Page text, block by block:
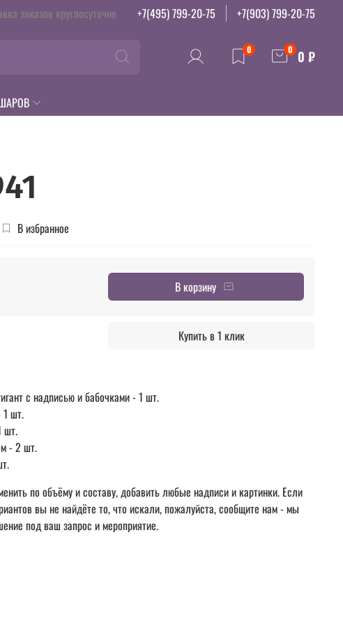
заказов круглосуточно +7(495) 799-20-75 +7(903) 799-20-75
0 0 0 ₽
В избранное
В корзину
Купить в 1 клик
с надписью и бабочками - 1 шт.
1 шт.
шт.
- 2 шт.
по объёму и составу, добавить любые надписи и картинки. Если
вы не найдёте то, что искали, пожалуйста, сообщите нам - мы
под ваш запрос и мероприятие.